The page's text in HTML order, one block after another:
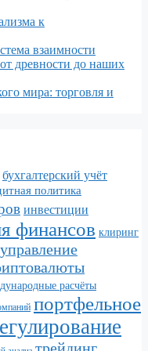
к
взаимности
древности до наших
мира: торговля и
бухгалтерский учёт
политика
инвестиции
финансов клиринг
расчёты
портфельное